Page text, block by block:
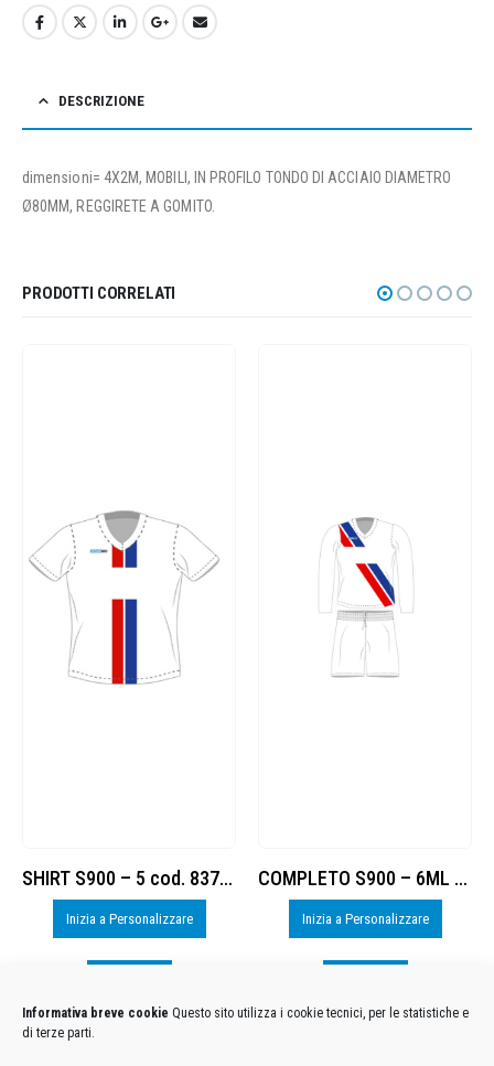
Informativa breve cookie Questo sito utilizza i cookie tecnici, per le statistiche e
di terze parti.
DESCRIZIONE
dimensioni= 4X2M, MOBILI, IN PROFILO TONDO DI ACCIAIO DIAMETRO
Ø80MM, REGGIRETE A GOMITO.
PRODOTTI CORRELATI
SHIRT S900 – 5 cod. 8377885
Inizia a Personalizzare
COMPLETO S900 – 6ML cod. 8377884
Inizia a Personalizzare